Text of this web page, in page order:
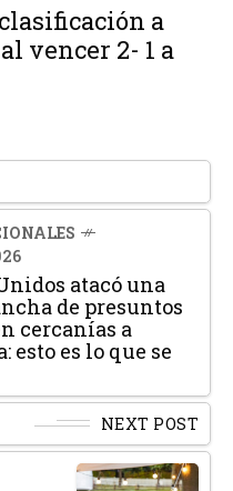
a
vencer 2- 1 a
atacó una
de presuntos
cercanías a
esto es lo que se
NEXT POST